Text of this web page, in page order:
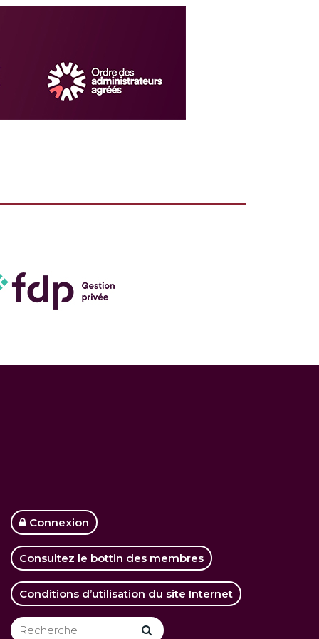
Connexion
Consultez le bottin des membres
Conditions d’utilisation du site Internet